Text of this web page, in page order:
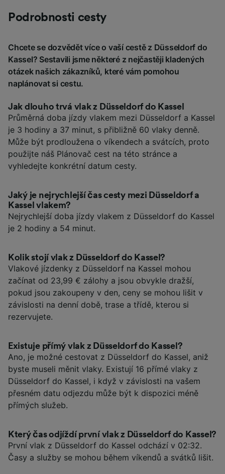
Podrobnosti cesty
Chcete se dozvědět více o vaší cestě z Düsseldorf do
Kassel? Sestavili jsme některé z nejčastěji kladených
otázek našich zákazníků, které vám pomohou
naplánovat si cestu.
Jak dlouho trvá vlak z Düsseldorf do Kassel
Průměrná doba jízdy vlakem mezi Düsseldorf a Kassel
je 3 hodiny a 37 minut, s přibližně 60 vlaky denně.
Může být prodloužena o víkendech a svátcích, proto
použijte náš Plánovač cest na této stránce a
vyhledejte konkrétní datum cesty.
Jaký je nejrychlejší čas cesty mezi Düsseldorf a
Kassel vlakem?
Nejrychlejší doba jízdy vlakem z Düsseldorf do Kassel
je 2 hodiny a 54 minut.
Kolik stojí vlak z Düsseldorf do Kassel?
Vlakové jízdenky z Düsseldorf na Kassel mohou
začínat od 23,99 € zálohy a jsou obvykle dražší,
pokud jsou zakoupeny v den, ceny se mohou lišit v
závislosti na denní době, trase a třídě, kterou si
rezervujete.
Existuje přímý vlak z Düsseldorf do Kassel?
Ano, je možné cestovat z Düsseldorf do Kassel, aniž
byste museli měnit vlaky. Existují 16 přímé vlaky z
Düsseldorf do Kassel, i když v závislosti na vašem
přesném datu odjezdu může být k dispozici méně
přímých služeb.
Který čas odjíždí první vlak z Düsseldorf do Kassel?
První vlak z Düsseldorf do Kassel odchází v 02:32.
Časy a služby se mohou během víkendů a svátků lišit.